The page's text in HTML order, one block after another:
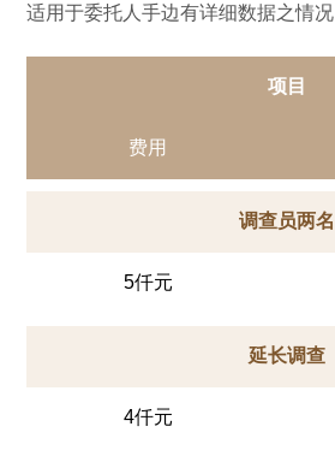
适用于委托人手边有详细数据之情况
项目
费用
调查员两名
5仟元
延长调查
4仟元